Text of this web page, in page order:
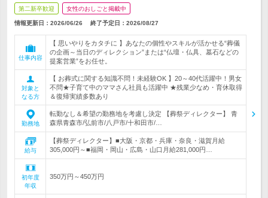
第二新卒歓迎 女性のおしごと掲載中
情報更新日：2026/06/26 終了予定日： 2026/08/27
仕事内容
【 思いやりをカタチに 】あなたの個性やスキルが活かせる“葬儀
の企画～当日のディレクション”または“仏壇・仏具、墓石などの
提案営業”をお任せ。
対象と
なる方
【 お葬式に関する知識不問！未経験OK 】20～40代活躍中！男女
不問★子育て中のママさん社員も活躍中 ★残業少なめ・育休取得
＆復帰実績多数あり
勤務地
転勤なし＆希望の勤務地を考慮し決定 【葬祭ディレクター】 青
森県青森市/弘前市/八戸市/十和田市/…
給与
【葬祭ディレクター】■大阪・京都・兵庫・奈良・滋賀月給
305,000円～■福岡・岡山・広島・山口月給281,000円…
初年度
年収
350万円～450万円